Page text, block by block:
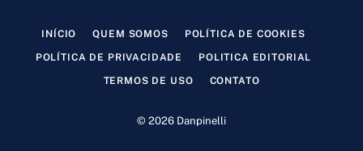
INÍCIO QUEM SOMOS POLÍTICA DE COOKIES
POLÍTICA DE PRIVACIDADE POLITICA EDITORIAL
TERMOS DE USO CONTATO
© 2026 Danpinelli